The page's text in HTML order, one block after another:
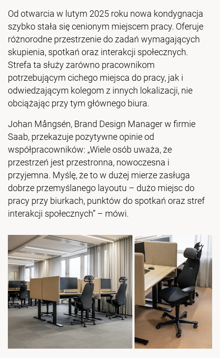
Od otwarcia w lutym 2025 roku nowa kondygnacja
szybko stała się cenionym miejscem pracy. Oferuje
różnorodne przestrzenie do zadań wymagających
skupienia, spotkań oraz interakcji społecznych.
Strefa ta służy zarówno pracownikom
potrzebującym cichego miejsca do pracy, jak i
odwiedzającym kolegom z innych lokalizacji, nie
obciążając przy tym głównego biura.
Johan Mångsén, Brand Design Manager w firmie
Saab, przekazuje pozytywne opinie od
współpracowników: „Wiele osób uważa, że
przestrzeń jest przestronna, nowoczesna i
przyjemna. Myślę, że to w dużej mierze zasługa
dobrze przemyślanego layoutu – dużo miejsc do
pracy przy biurkach, punktów do spotkań oraz stref
interakcji społecznych” – mówi.